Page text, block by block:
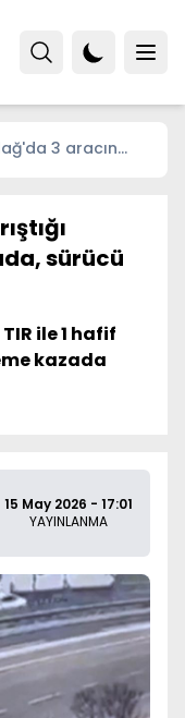
3 aracın
sürücü
ile 1 hafif
kazada
15 May 2026 - 17:01
YAYINLANMA